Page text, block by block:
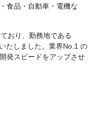
食品・自動車・電機な
おり、勤務地である
たしました。業界No.1 の
発スピードをアップさせ